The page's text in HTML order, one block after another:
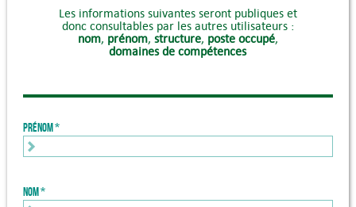
Les informations suivantes seront publiques et
donc consultables par les autres utilisateurs :
nom, prénom, structure, poste occupé,
domaines de compétences
Prénom
Nom